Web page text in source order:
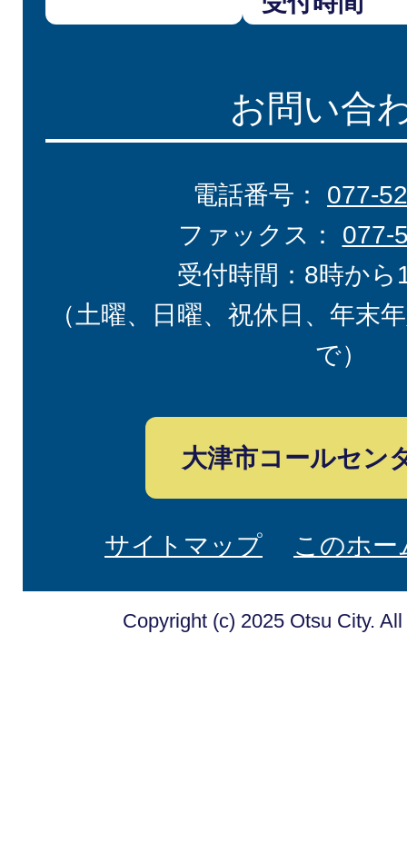
お問い合
電話番号： 077-
ファックス： 077-
受付時間：8時から
（土曜、日曜、祝休日、年末
で）
大津市コールセン
サイトマップ このホ
Copyright (c) 2025 Otsu City.